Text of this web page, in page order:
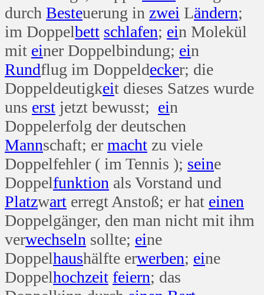
durch Besteuerung in zwei Ländern;
im Doppelbett schlafen; ein Molekül
mit einer Doppelbindung; ein
Rundflug im Doppeldecker; die
Doppeldeutigkeit dieses Satzes wurde
uns erst jetzt bewusst; ein
Doppelerfolg der deutschen
Mannschaft; er macht zu viele
Doppelfehler ( im Tennis ); seine
Doppelfunktion als Vorstand und
Platzwart erregt Anstoß; er hat einen
Doppelgänger, den man nicht mit ihm
verwechseln sollte; eine
Doppelhaushälfte erwerben; eine
Doppelhochzeit feiern; das